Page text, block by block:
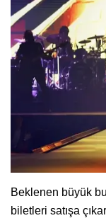
Beklenen büyük
biletleri satışa